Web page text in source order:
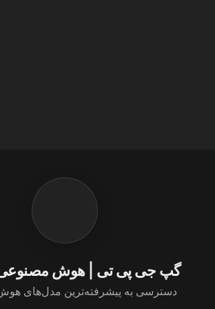
گپ جی پی تی | هوش
دسترسی به پیشرفته‌ترین مدل‌های